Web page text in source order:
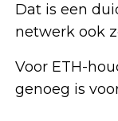
Dat is een
netwerk ook
Voor ETH-
genoeg is